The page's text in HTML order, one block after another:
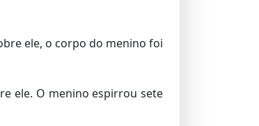
ele, o corpo do menino foi
ele. O menino espirrou sete